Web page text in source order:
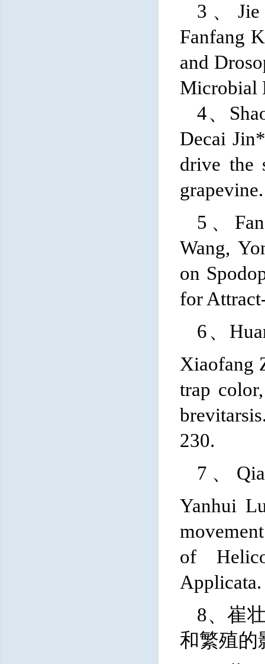
3、
Fanfang
and
Microbial
4、
Decai
drive the
5、
Wang,
on
for
6、
Xiaofang
trap
brevitarsis
230.
7 、
Yanhui
of
8、崔
和繁殖的